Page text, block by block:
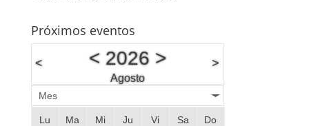
Próximos eventos
< < 2026>
Agosto
>
Mes
Lu Ma Mi Ju Vi Sa Do